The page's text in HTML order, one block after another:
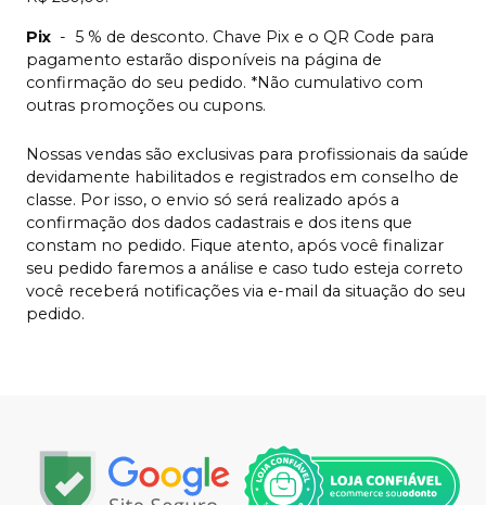
Pix - 5 % de desconto. Chave Pix e o QR Code para
pagamento estarão disponíveis na página de
confirmação do seu pedido. *Não cumulativo com
outras promoções ou cupons.
Nossas vendas são exclusivas para profissionais da saúde
devidamente habilitados e registrados em conselho de
classe. Por isso, o envio só será realizado após a
confirmação dos dados cadastrais e dos itens que
constam no pedido. Fique atento, após você finalizar
seu pedido faremos a análise e caso tudo esteja correto
você receberá notificações via e-mail da situação do seu
pedido.